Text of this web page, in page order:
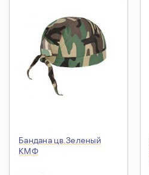
Бандана цв.Зеленый
КМФ